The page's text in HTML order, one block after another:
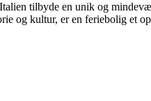
tilbyde en unik og
og kultur, er en feriebolig et